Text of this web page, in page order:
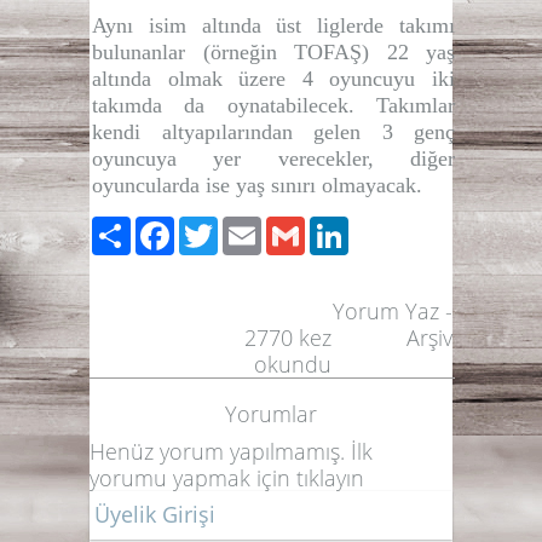
Aynı isim altında üst liglerde takımı
bulunanlar (örneğin TOFAŞ) 22 yaş
altında olmak üzere 4 oyuncuyu iki
takımda da oynatabilecek. Takımlar
kendi altyapılarından gelen 3 genç
oyuncuya yer verecekler, diğer
oyuncularda ise yaş sınırı olmayacak.
PaylaşFacebook
TwitterEmailGmail
Yorum Yaz -
Arşiv
2770 kez
okundu
Yorumlar
Henüz yorum yapılmamış. İlk
yorumu yapmak için tıklayın
Üyelik Girişi